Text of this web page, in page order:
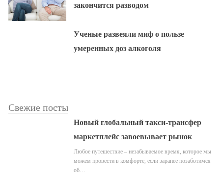
закончится разводом
Ученые развеяли миф о пользе
умеренных доз алкоголя
Свежие посты
Новый глобальный такси-трансфер
маркетплейс завоевывает рынок
Любое путешествие – незабываемое время, которое мы
можем провести в комфорте, если заранее позаботимся
об…